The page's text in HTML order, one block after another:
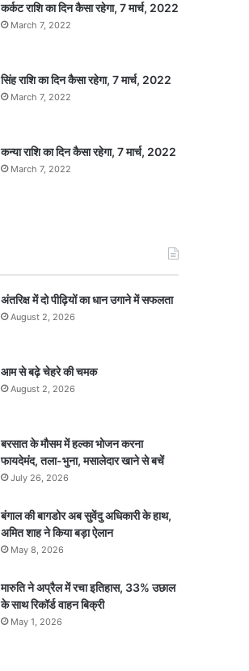
कर्कट राशि का दिन कैसा रहेगा, 7 मार्च, 2022
March 7, 2022
सिंह राशि का दिन कैसा रहेगा, 7 मार्च, 2022
March 7, 2022
कन्या राशि का दिन कैसा रहेगा, 7 मार्च, 2022
March 7, 2022
अंतरिक्ष में दो पीढ़ियों का धान उगाने में सफलता
August 2, 2026
आम से बढ़े चेहरे की चमक
August 2, 2026
बरसात के मौसम में हल्का भोजन करना
फायदेमंद, तला-भुना, मसालेदार खाने से बचें
July 26, 2026
बंगाल की बागडोर अब सुवेंदु अधिकारी के हाथ,
अमित शाह ने किया बड़ा ऐलान
May 8, 2026
मारुति ने अप्रैल में रचा इतिहास, 33% उछाल
के साथ रिकॉर्ड वाहन बिक्री
May 1, 2026